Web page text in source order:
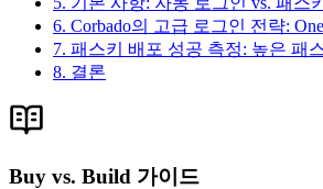
6. Corbado의 고급 로그인 전략:
7. 패스키 배포 성공 측정: 높은 패
8. 결론
Buy vs. Build 가이드